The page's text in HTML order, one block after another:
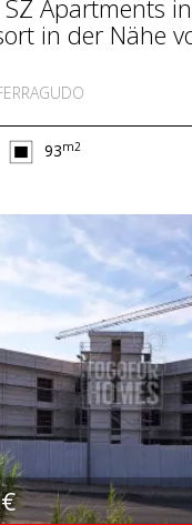
SZ Apartments
in der Nähe
93m2